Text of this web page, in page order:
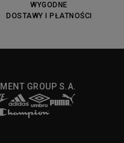
WYGODNE
DOSTAWY I PŁATNOŚCI
GROUP S.A.